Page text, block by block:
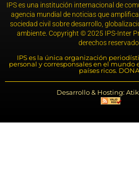
IPS es una institución internacional de
agencia mundial de noticias que
sociedad civil sobre desarrollo,
ambiente. Copyright © 2025 IPS-Inter
derechos
IPS es la única organización
personal y corresponsales en el mundo
países ricos.
Desarrollo & Hosting: